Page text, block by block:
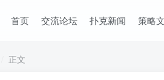
首页 交流论坛 扑克新闻 策略
正文